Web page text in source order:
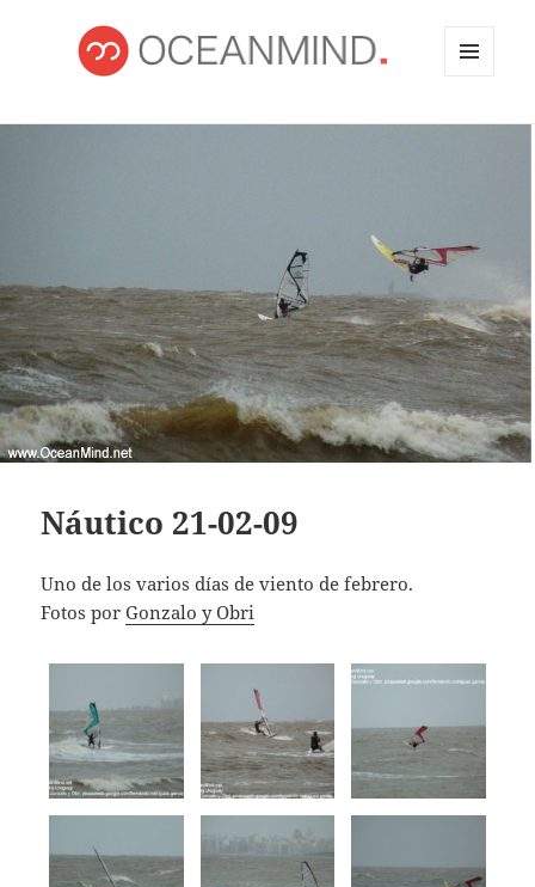
OCEANMIND
WIDGETS
Náutico 21-02-09
Uno de los varios días de viento de febrero.
Fotos porGonzalo y Obri